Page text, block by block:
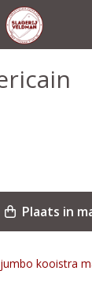
Plaats in
kooistra